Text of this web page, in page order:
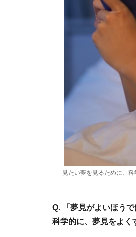
見たい夢を見るために、
Q. 「夢見がよいほう
科学的に、夢見をよく